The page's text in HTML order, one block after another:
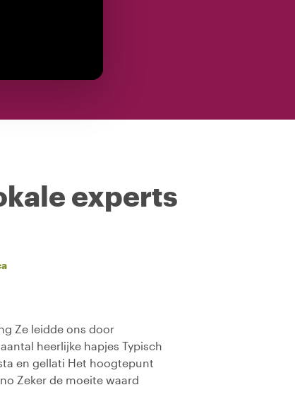
experts
Ze leidde ons door
heerlijke hapjes Typisch
en gellati Het hoogtepunt
Zeker de moeite waard